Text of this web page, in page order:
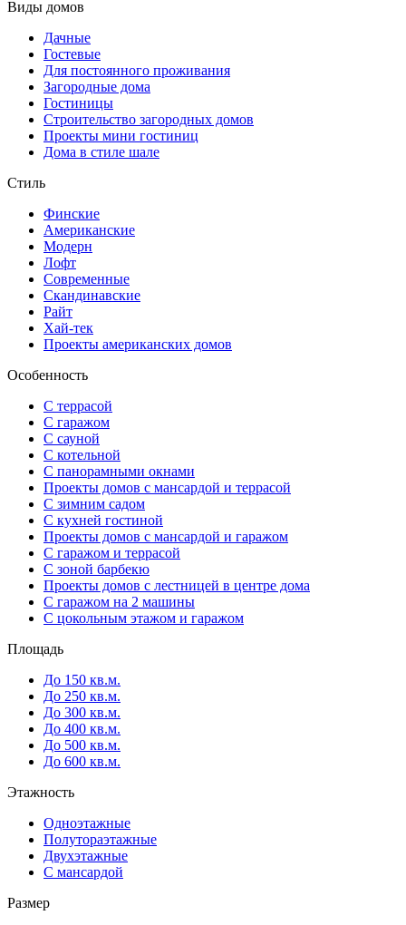
Виды домов
Дачные
Гостевые
Для постоянного проживания
Загородные дома
Гостиницы
Строительство загородных домов
Проекты мини гостиниц
Дома в стиле шале
Стиль
Финские
Американские
Модерн
Лофт
Современные
Скандинавские
Райт
Хай-тек
Проекты американских домов
Особенность
С террасой
С гаражом
С сауной
С котельной
С панорамными окнами
Проекты домов с мансардой и террасой
С зимним садом
С кухней гостиной
Проекты домов с мансардой и гаражом
С гаражом и террасой
С зоной барбекю
Проекты домов с лестницей в центре дома
С гаражом на 2 машины
С цокольным этажом и гаражом
Площадь
До 150 кв.м.
До 250 кв.м.
До 300 кв.м.
До 400 кв.м.
До 500 кв.м.
До 600 кв.м.
Этажность
Одноэтажные
Полутораэтажные
Двухэтажные
С мансардой
Размер